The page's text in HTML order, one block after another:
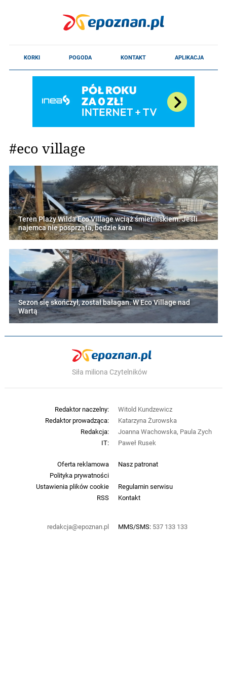
#eco village
Teren Plaży Wilda Eco Village wciąż śmietniskiem. Jeśli
najemca nie posprząta, będzie kara
Sezon się skończył, został bałagan. W Eco Village nad
Wartą
Siła miliona Czytelników
Oferta reklamowa
Nasz patronat
Polityka prywatności
Ustawienia plików cookie
Regulamin serwisu
RSS
Kontakt
redakcja@epoznan.pl MMS/SMS: 537 133 133
Redaktor naczelny:
Witold Kundzewicz
Redaktor prowadząca:
Katarzyna Żurowska
Redakcja:
Joanna Wachowska, Paula Zych
IT:
Paweł Rusek